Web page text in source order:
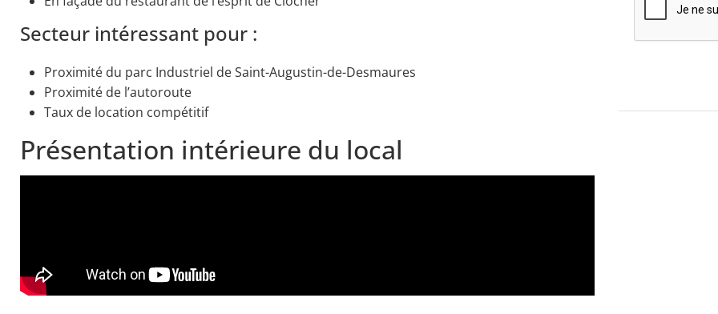
Secteur intéressant pour :
Proximité du parc Industriel de Saint-Augustin-de-Desmaures
Proximité de l’autoroute
Taux de location compétitif
Présentation intérieure du local